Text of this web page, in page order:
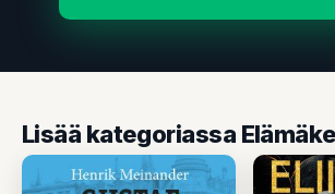
Lisää kategoriassa